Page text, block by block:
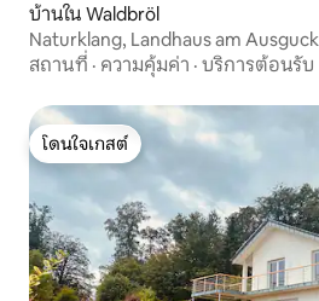
บ้านใน Waldbröl
Naturklang, Landhaus am
สถานที่ · ความคุ้มค่า · บริการต้อนรับ
โดนใจเกสต์
โดนใจเกสต์